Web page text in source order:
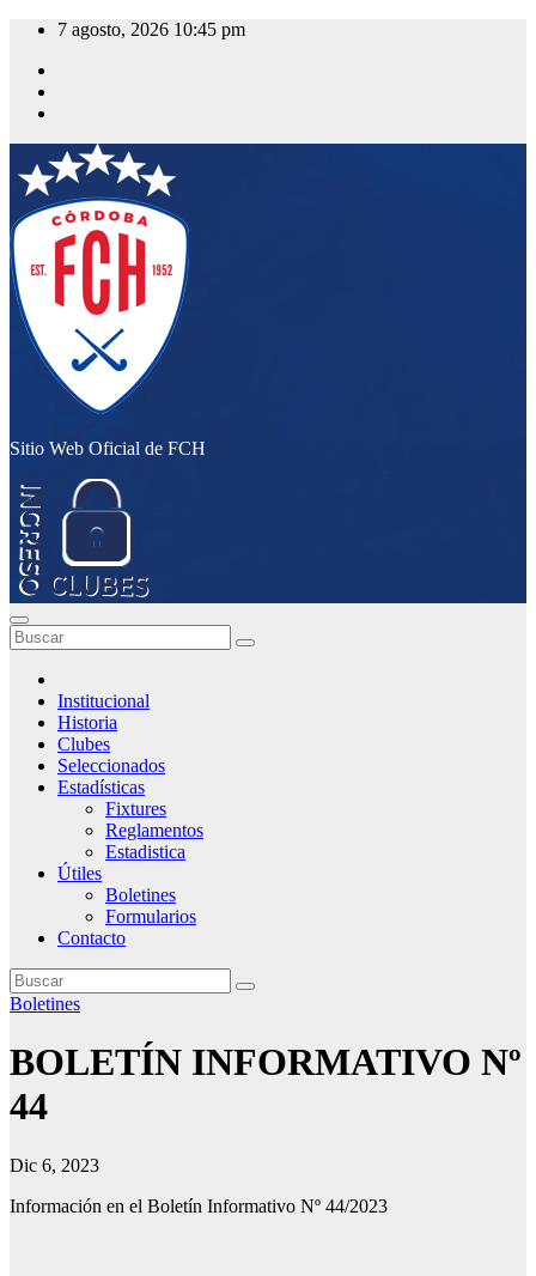
Saltar
contenido
7 agosto, 2026 10:45 pm
Sitio Web Oficial de FCH
Institucional
Historia
Clubes
Seleccionados
Estadísticas
Fixtures
Reglamentos
Estadistica
Útiles
Boletines
Formularios
Contacto
Boletines
BOLETÍN INFORMATIVO Nº
44
Dic 6, 2023
Información en el Boletín Informativo Nº 44/2023